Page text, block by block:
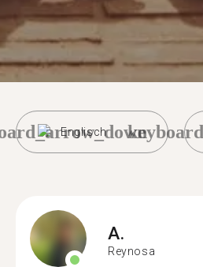
Englisch
A.
Reynosa